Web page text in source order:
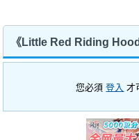
《Little Red Riding
您必須登入 才